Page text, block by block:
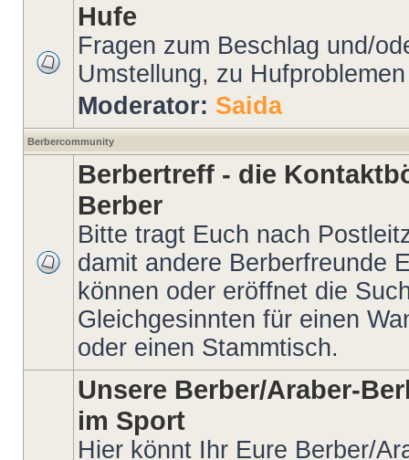
Hufe
Fragen zum Beschlag und/
Umstellung, zu
Moderator: Saida
Berbercommunity
Berbertreff - die
Berber
Bitte tragt Euch nach
damit andere Berberfreunde
können oder eröffnet die
Gleichgesinnten für einen
oder einen Stammtisch.
Unsere Berber/Araber-
im Sport
Hier könnt Ihr Eure Berber/